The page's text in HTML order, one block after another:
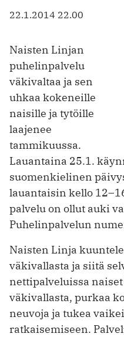
22.1.2014 22.00
Naisten Linjan
puhelinpalvelu
väkivaltaa ja sen
uhkaa kokeneille
naisille ja tytöille
laajenee
tammikuussa.
Lauantaina 25.1.
suomenkielinen
lauantaisin kello
palvelu on ollut auki
Puhelinpalvelun
Naisten Linja
väkivallasta ja siitä
nettipalveluissa
väkivallasta, purkaa
neuvoja ja tukea
ratkaisemiseen.